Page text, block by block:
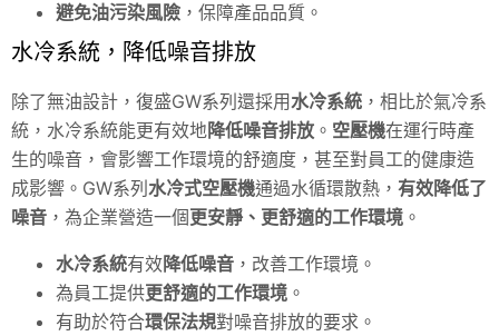
避免油污染風險 ，保障產品品質。
水冷系統，降低噪音排放
除了無油設計，復盛GW系列還採用水冷系統 ，相比於氣冷系
統，水冷系統能更有效地降低噪音排放 。 空壓機在運行時產
生的噪音，會影響工作環境的舒適度，甚至對員工的健康造
成影響。GW系列 水冷式空壓機通過水循環散熱， 有效降低了
噪音 ，為企業營造一個更安靜、更舒適的工作環境 。
水冷系統有效降低噪音 ，改善工作環境。
為員工提供更舒適的工作環境 。
有助於符合環保法規對噪音排放的要求。